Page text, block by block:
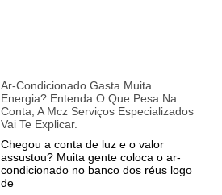
Ar-Condicionado Gasta Muita
Energia? Entenda O Que Pesa Na
Conta, A Mcz Serviços Especializados
Vai Te Explicar.
Chegou a conta de luz e o valor
assustou? Muita gente coloca o ar-
condicionado no banco dos réus logo
de